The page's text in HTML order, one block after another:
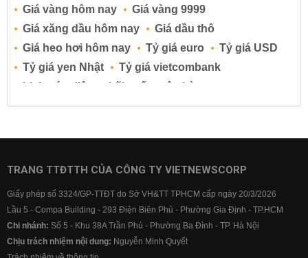
Giá vàng hôm nay
Giá vàng 9999
Giá xăng dầu hôm nay
Giá dầu thô
Giá heo hơi hôm nay
Tỷ giá euro
Tỷ giá USD
Tỷ giá yen Nhật
Tỷ giá vietcombank
Lịch cúp điện
Lãi suất ngân hàng
Lãi suất tiết kiệm
Lãi suất tiền gửi
Lãi suất ngân hàng BIDV
Lãi suất ngân hàng Vietcombank
TRANG TTĐTTH CỦA CÔNG TY VIETNEWSCORP
Giấy phép số 3324/GP-TTĐT do Sở VH&TT TPHCM cấp ngày 20/3/2026
Lầu 5 - Compa Building - 293 Điện Biên Phủ - Phường Gia Định - TP.HCM
Chi nhánh: Số 5 - Khu 38A Trần Phú - Phường Ba Đình - TP. Hà Nội
Chịu trách nhiệm nội dung: Nguyễn Minh Quyết